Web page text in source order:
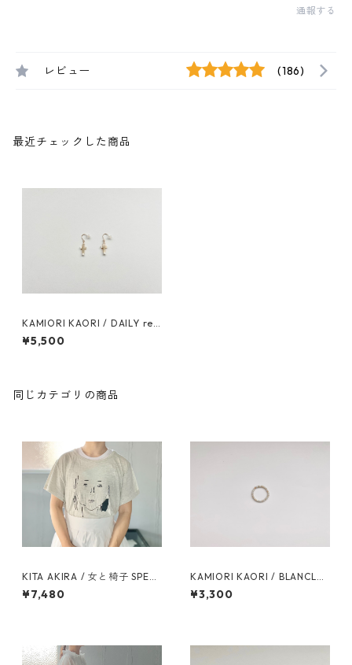
通報する
レビュー (186)
最近チェックした商品
KAMIORI KAORI / DAILY ref
35 pierces
¥5,500
同じカテゴリの商品
KITA AKIRA / 女と椅子 SPECI
AL BOX
¥7,480
KAMIORI KAORI / BLANCLAI
TEUX RING
¥3,300